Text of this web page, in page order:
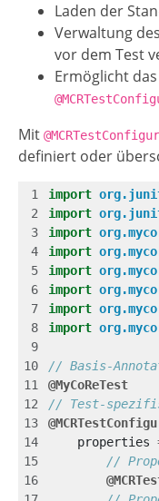
Laden der
Verwaltung
vor dem Test
Ermöglicht
Mit
definiert oder
3
4
5
6
7
8
9
10
13
14
15
16
import
import
import
import
import
import
import
import
// Basis-
@MyCoReTest
// Test-
properties
//